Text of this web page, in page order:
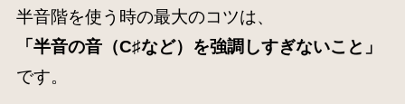
半音階を使う時の最大のコツは、
「半音の音（C♯など）を強調しすぎないこと」
です。